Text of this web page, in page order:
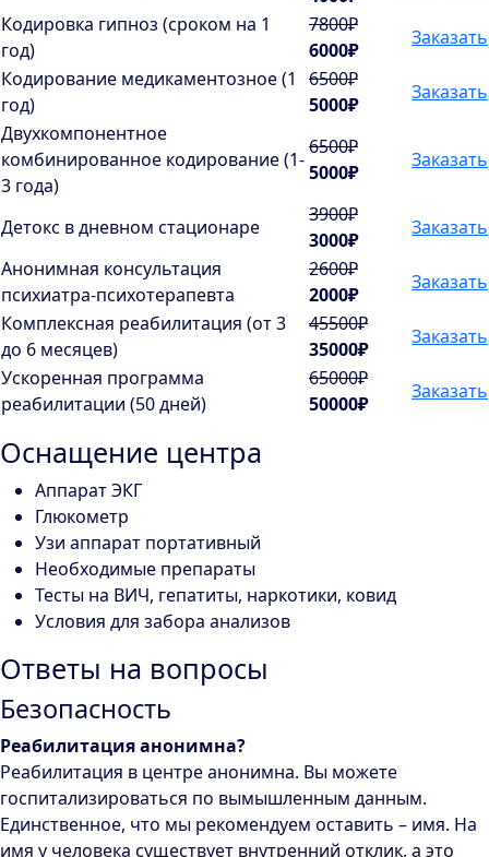
Кодировка гипноз (сроком на 1
год)
7800₽
6000₽
Заказать
Кодирование медикаментозное (1
год)
6500₽
5000₽
Заказать
Двухкомпонентное
комбинированное кодирование (1-
3 года)
6500₽
5000₽
Заказать
Детокс в дневном стационаре
3900₽
3000₽
Заказать
Анонимная консультация
психиатра-психотерапевта
2600₽
2000₽
Заказать
Комплексная реабилитация (от 3
до 6 месяцев)
45500₽
35000₽
Заказать
Ускоренная программа
реабилитации (50 дней)
65000₽
50000₽
Заказать
Оснащение центра
Аппарат ЭКГ
Глюкометр
Узи аппарат портативный
Необходимые препараты
Тесты на ВИЧ, гепатиты, наркотики, ковид
Условия для забора анализов
Ответы на вопросы
Безопасность
Реабилитация анонимна?
Реабилитация в центре анонимна. Вы можете
госпитализироваться по вымышленным данным.
Единственное, что мы рекомендуем оставить – имя. На
имя у человека существует внутренний отклик, а это